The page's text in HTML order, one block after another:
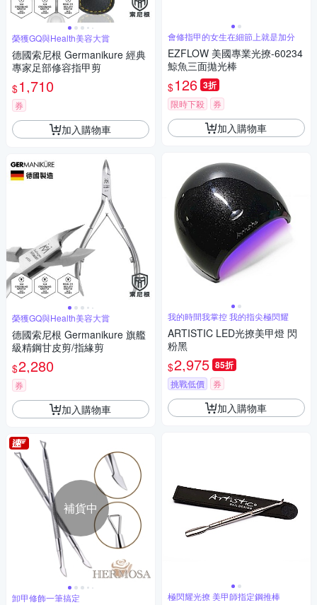
榮獲GQ與Health美容大賞
德國索尼根 Germanikure 經典
專家足部修容指甲剪
$1,710
券
加入購物車
榮獲GQ與Health美容大賞
德國索尼根 Germanikure 旗艦
級精鋼甘皮剪/指緣剪
$2,280
券
加入購物車
補貨中
卸甲修飾一筆搞定
會修指甲的女生在細節上就是加分
EZFLOW 美國專業光撩-60234
鯨魚三面拋光棒
$126 3折
限時下殺 券
加入購物車
我的時間我掌控 我的指尖極閃耀
ARTISTIC LED光撩美甲燈 閃
粉黑
$2,975 85折
挑戰低價 券
加入購物車
極閃耀光撩 美甲師指定鋼推棒